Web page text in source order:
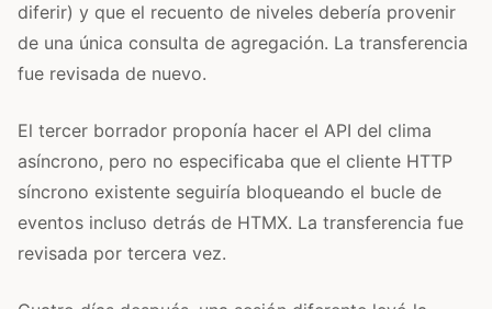
diferir) y que el recuento de niveles debería provenir
de una única consulta de agregación. La transferencia
fue revisada de nuevo.
El tercer borrador proponía hacer el API del clima
asíncrono, pero no especificaba que el cliente HTTP
síncrono existente seguiría bloqueando el bucle de
eventos incluso detrás de HTMX. La transferencia fue
revisada por tercera vez.